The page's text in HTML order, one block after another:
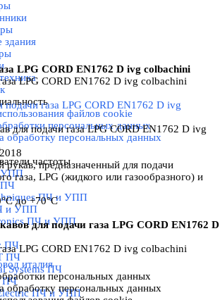
▼
файлов cookie
персональных данных
обработку персональных данных
▼
частоты▼
УПП
ПЧ
ПЧ и УПП
и УПП
ПЧ и УПП
ПЧ
ПЧ
Systems ПЧ
ПЧ
ПЧ и УПП
LPG CORD EN1762 D ivg colbachini
для подачи газа LPG CORD EN1762 D ivg
рукав, предназначенный для подачи
газа, LPG (жидкого или газообразного) и
до +70°C
для подачи газа LPG CORD EN1762 D
персональных данных
обработку персональных данных